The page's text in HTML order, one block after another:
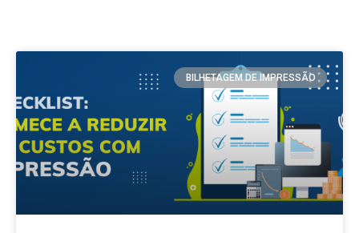
BILHETAGEM DE IMPRESSÃO